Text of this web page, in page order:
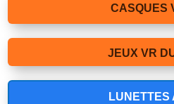
CASQUES
JEUX VR
LUNETTES